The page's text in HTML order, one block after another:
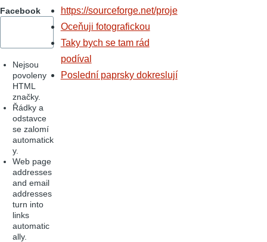
Facebook
Nejsou
povoleny
HTML
značky.
Řádky a
odstavce
se zalomí
automatick
y.
Web page
addresses
and email
addresses
turn into
links
automatic
ally.
https://sourceforge.net/proje
Oceňuji fotografickou
Taky bych se tam rád
podíval
Poslední paprsky dokreslují